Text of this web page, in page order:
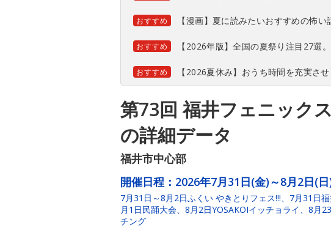
おすすめ 【漫画】夏に読みたいおすすめの怖い
おすすめ 【2026年版】全国の夏祭り注目27選
おすすめ 【2026夏休み】おうち時間を充実さ
第73回 福井フェニック
の詳細データ
福井市中心部
開催日程： 2026年7月31日(金)～8月2日(
7月31日～8月2日ふくい やきとりフェス!!!、7月31日
月1日民踊大会、8月2日YOSAKOIイッチョライ、8月
チング